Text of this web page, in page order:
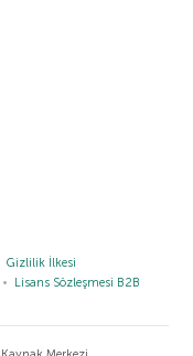
Gizlilik İlkesi
Lisans Sözleşmesi B2B